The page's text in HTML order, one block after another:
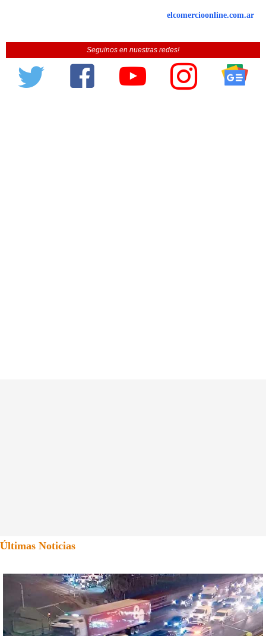
elcomercioonline.com.ar
Seguinos en nuestras redes!
Últimas Noticias